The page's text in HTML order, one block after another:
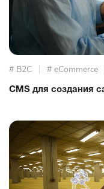
# B2C # eCommerce
CMS для создания